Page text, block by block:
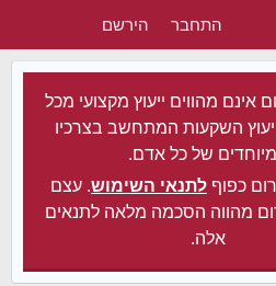
התחבר הירשם
אינם מהווים ייעוץ מקצועי מכל
השקעות המתחשב בצרכיו
של כל אדם.
כפוף לתנאי השימוש. עצם
מהווה הסכמה מלאה לתנאים
אלה.